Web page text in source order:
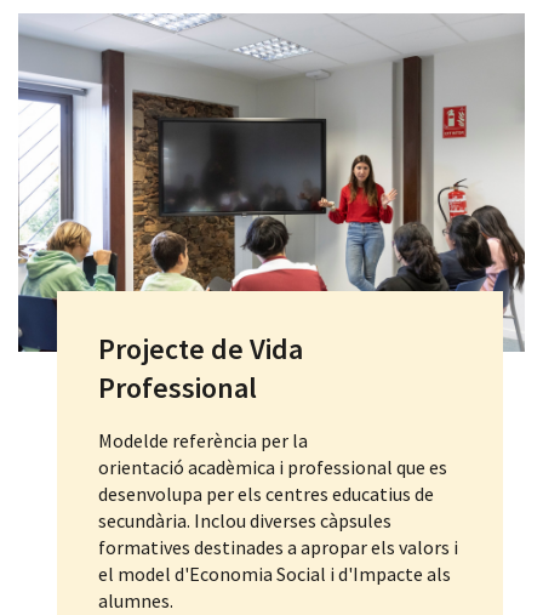
Projecte de Vida
Professional
Modelde referència per la
orientació acadèmica i professional que es
desenvolupa per els centres educatius de
secundària. Inclou diverses càpsules
formatives destinades a apropar els valors i
el model d'Economia Social i d'Impacte als
alumnes.